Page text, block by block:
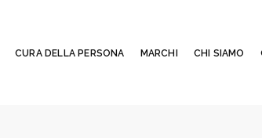
CURA DELLA PERSONA MARCHI CHI SIAMO